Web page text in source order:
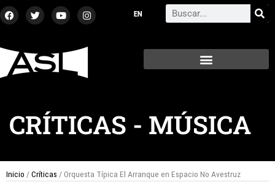
al
F
a
c
o
k
T
w
i
e
r
Y
o
u
b
I
n
s
a
Search
CRÍTICAS - MÚSICA
Inicio /Críticas / Orquesta Típica El Arranque en Espacio No Avestruz